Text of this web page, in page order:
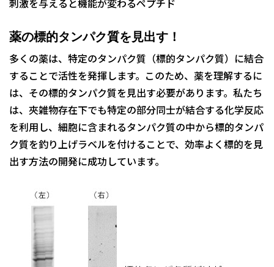
薬の標的タンパク質を見出す！
多くの薬は、特定のタンパク質（標的タンパク質）に結合
することで活性を発揮します。このため、薬を理解するに
は、その標的タンパク質を見出す必要があります。私たち
は、夾雑物存在下でも特定の部分同士が結合する化学反応
を利用し、細胞に含まれるタンパク質の中から標的タンパ
ク質を釣り上げラベルを付けることで、効率よく標的を見
出す方法の開発に成功しています。